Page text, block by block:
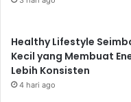
Healthy Lifestyle
Kecil yang Membuat
Lebih Konsisten
4 hari ago